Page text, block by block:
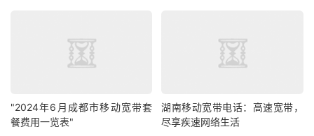
"2024年6月成都市移动宽带套
餐费用一览表"
湖南移动宽带电话：高速宽带，
尽享疾速网络生活